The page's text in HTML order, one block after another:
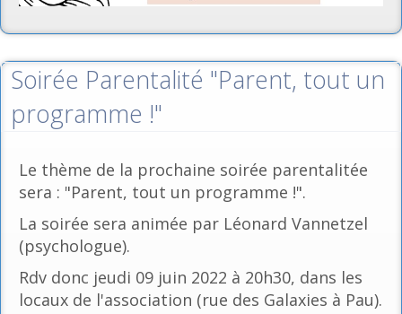
Soirée Parentalité "Parent, tout un
programme !"
Le thème de la prochaine soirée parentalitée
sera : "Parent, tout un programme !".
La soirée sera animée par Léonard Vannetzel
(psychologue).
Rdv donc jeudi 09 juin 2022 à 20h30, dans les
locaux de l'association (rue des Galaxies à Pau).